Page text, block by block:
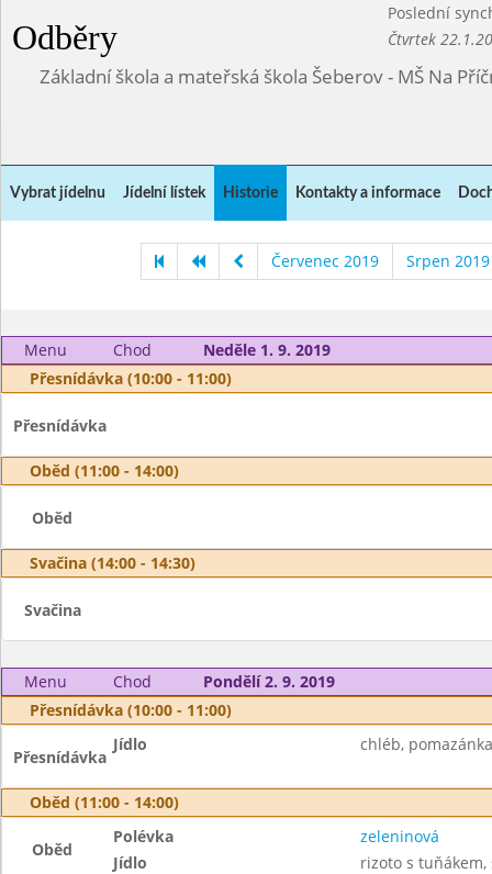
Odběry
Poslední
Čtvrtek
Základní škola a mateřská škola Šeberov - MŠ Na
Vybrat jídelnu Jídelní lístek Historie Kontakty a informace
Červenec 2019 Srpen 2019
Menu Chod
Neděle 1. 9. 2019
Přesnídávka (10:00 - 11:00)
Přesnídávka
Oběd (11:00 - 14:00)
Oběd
Svačina (14:00 - 14:30)
Svačina
Menu Chod
Pondělí 2. 9. 2019
Přesnídávka (10:00 - 11:00)
Přesnídávka
Jídlo chléb,
Oběd (11:00 - 14:00)
Oběd
Polévka
zeleninová
Jídlo
rizoto s tuňákem,